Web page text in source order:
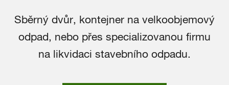
Sběrný dvůr, kontejner na velkoobjemový
odpad, nebo přes specializovanou firmu
na likvidaci stavebního odpadu.